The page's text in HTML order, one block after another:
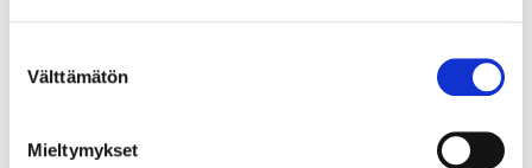
valinta
Välttämätön
Mieltymykset
kumppanuuteen työelämän